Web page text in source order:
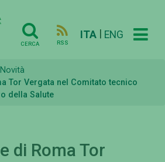
CERCA RSS
ITA ENG
Novità
Tor Vergata nel Comitato tecnico
della Salute
di Roma Tor